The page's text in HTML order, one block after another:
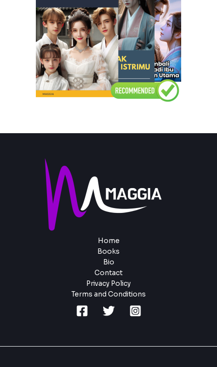
Home
Books
Bio
Contact
Privacy Policy
Terms and Conditions